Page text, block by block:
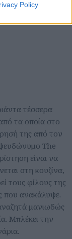
Policy
τέσσερα
τα οποία στο
της από τον
The
είναι να
στη κουζίνα,
τους φίλους της
που ανακάλυψε.
μανιωδώς
Μπλέκει την